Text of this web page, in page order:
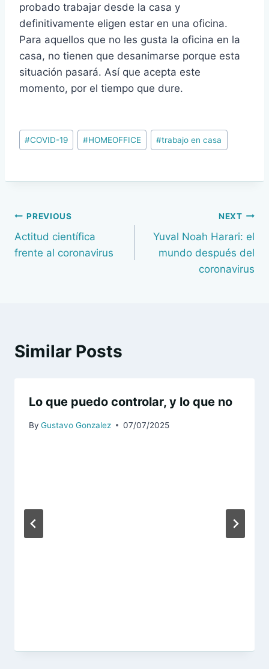
probado trabajar desde la casa y
definitivamente eligen estar en una oficina.
Para aquellos que no les gusta la oficina en la
casa, no tienen que desanimarse porque esta
situación pasará. Así que acepta este
momento, por el tiempo que dure.
Post
Tags:
#COVID-19 #HOMEOFFICE #trabajo en casa
Navegación
de
PREVIOUS
Actitud científica
frente al coronavirus
NEXT
Yuval Noah Harari: el
mundo después del
coronavirus
Similar Posts
Lo que puedo controlar, y lo que no
By Gustavo Gonzalez 07/07/2025